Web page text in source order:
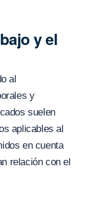
y el
al
y
suelen
aplicables al
en cuenta
relación con el